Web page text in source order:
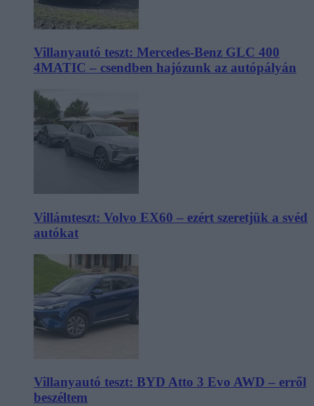
Villanyautó teszt: Mercedes-Benz GLC 400
4MATIC – csendben hajózunk az autópályán
Villámteszt: Volvo EX60 – ezért szeretjük a svéd
autókat
Villanyautó teszt: BYD Atto 3 Evo AWD – erről
beszéltem